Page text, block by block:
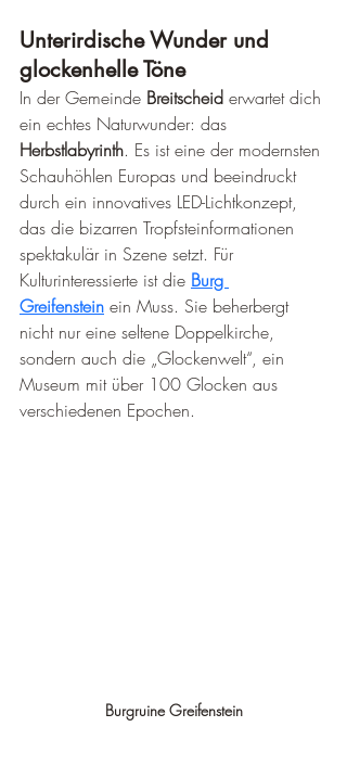
Unterirdische Wunder und
glockenhelle Töne
In der Gemeinde Breitscheid erwartet dich
ein echtes Naturwunder: das
Herbstlabyrinth. Es ist eine der modernsten
Schauhöhlen Europas und beeindruckt
durch ein innovatives LED-Lichtkonzept,
das die bizarren Tropfsteinformationen
spektakulär in Szene setzt. Für
Kulturinteressierte ist die Burg
Greifenstein ein Muss. Sie beherbergt
nicht nur eine seltene Doppelkirche,
sondern auch die „Glockenwelt“, ein
Museum mit über 100 Glocken aus
verschiedenen Epochen.
Burgruine Greifenstein